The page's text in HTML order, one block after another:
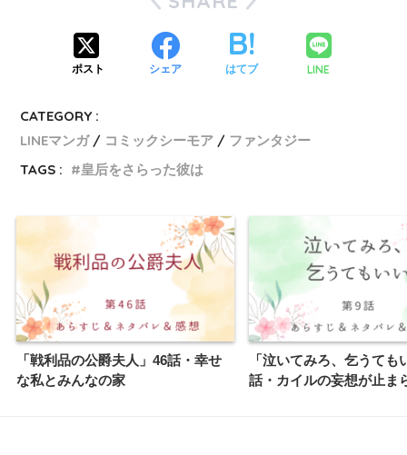
ポスト シェア はてブ LINE
CATEGORY :
LINEマンガ
コミックシーモア
ファンタジー
TAGS :
皇后をさらった彼は
「戦利品の公爵夫人」46話・幸せ
な私とみんなの家
「泣いてみろ、乞うても
話・カイルの妄想が止ま